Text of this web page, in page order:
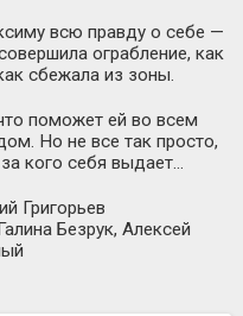
всю правду о себе —
ограбление, как
сбежала из зоны.
поможет ей во всем
Но не все так просто,
кого себя выдает…
Григорьев
Безрук, Алексей